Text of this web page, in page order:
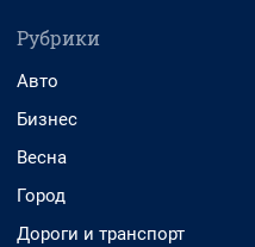
Рубрики
Авто
Бизнес
Весна
Город
Дороги и транспорт